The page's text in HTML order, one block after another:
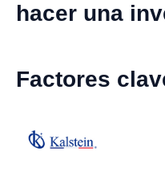
hacer una
Factores